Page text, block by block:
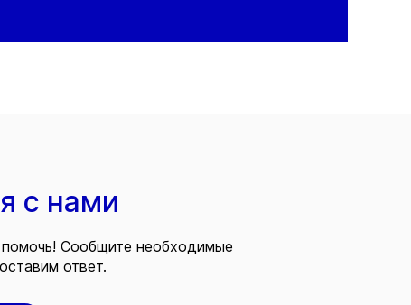
с нами
Сообщите необходимые
ответ.